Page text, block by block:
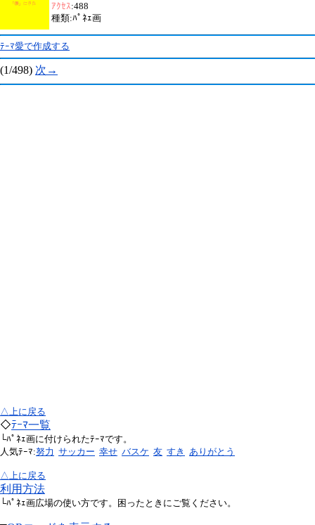
ｱｸｾｽ:488
種類:ﾊﾟﾈｪ画
ﾃｰﾏ愛で作成する
(1/498) 次→
△上に戻る
◇ﾃｰﾏ一覧
└ﾊﾟﾈｪ画に付けられたﾃｰﾏです。
人気ﾃｰﾏ:努力 サッカー 幸せ バスケ 友 すき ありがとう
△上に戻る
利用方法
└ﾊﾟﾈｪ画広場の使い方です。困ったときにご覧ください。